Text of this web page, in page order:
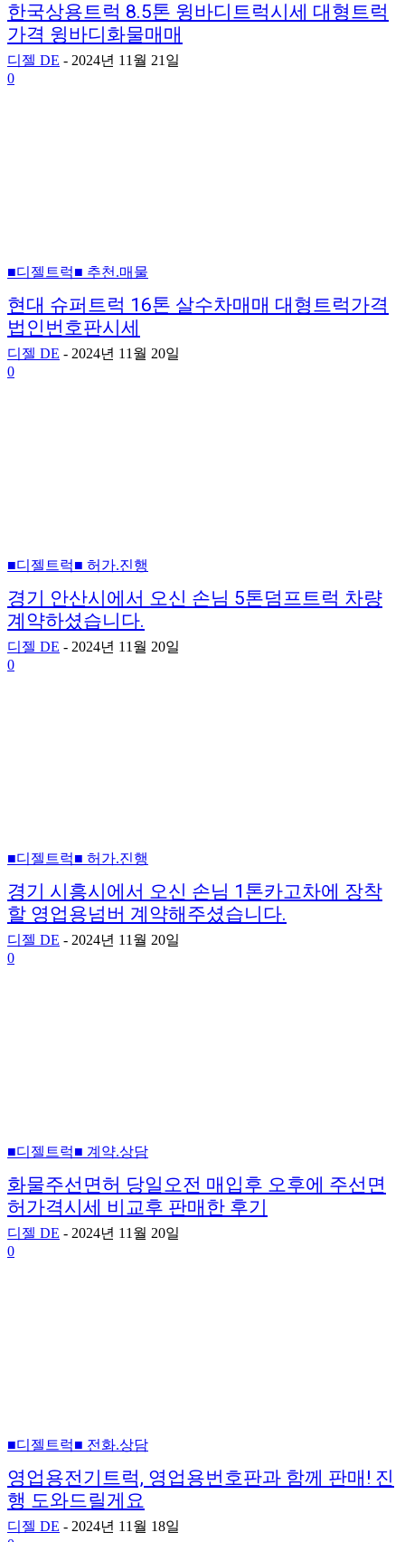
한국상용트럭 8.5톤 윙바디트럭시세 대형트럭
가격 윙바디화물매매
디젤 DE - 2024년 11월 21일
0
■디젤트럭■ 추천.매물
현대 슈퍼트럭 16톤 살수차매매 대형트럭가격
법인번호판시세
디젤 DE - 2024년 11월 20일
0
■디젤트럭■ 허가.진행
경기 안산시에서 오신 손님 5톤덤프트럭 차량
계약하셨습니다.
디젤 DE - 2024년 11월 20일
0
■디젤트럭■ 허가.진행
경기 시흥시에서 오신 손님 1톤카고차에 장착
할 영업용넘버 계약해주셨습니다.
디젤 DE - 2024년 11월 20일
0
■디젤트럭■ 계약.상담
화물주선면허 당일오전 매입후 오후에 주선면
허가격시세 비교후 판매한 후기
디젤 DE - 2024년 11월 20일
0
■디젤트럭■ 전화.상담
영업용전기트럭, 영업용번호판과 함께 판매! 진
행 도와드릴게요
디젤 DE - 2024년 11월 18일